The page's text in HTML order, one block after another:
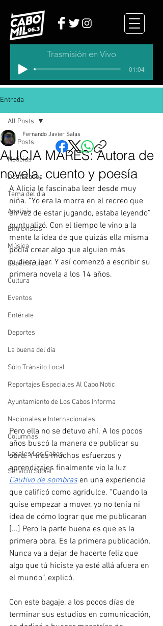
Trasmisión en Vivo
-01:04
Entrada
All Posts
Noticias
Destacados
Tema del dia
Analisis
Entrevistas
Música
Espectáculos
Cultura
Eventos
Entérate
Deportes
La buena del día
Sólo Tránsito Local
Reportajes Especiales Al Cabo Notic
Ayuntamiento de Los Cabos Informa
Nacionales e Internacionales
Columnas
Locales Los Cabos
Servicio Social
All Posts
ALICIA MARES: Autora de
novela, cuento y poesía
Fernando Javier Salas
A Alicia le fascinaba leer desde muy
niña. “Yo era la morra en el recreo que
en vez de estar jugando, estaba leyendo”
puntualizó. Con el tiempo le vino a la
mente la idea de que quizás ella misma
podía crear algo que alguien más
pudiera leer. Y así comenzó a escribir su
primera novela a los 14 años.
Pero ella no se detuvo ahí. A los pocos
años buscó la manera de publicar su
obra. Y tras muchos esfuerzos y
aprendizajes finalmente vio la luz
Cautivo de sombras en una experiencia
que calificó como agridulce. “Cuando la
quise empezar a mover, yo no tenía ni
idea de cómo lograr que me publicaran
[...] Pero la parte buena es que es la
primera obra. Es la primera publicación.
Nunca va a dejar de hacerte feliz que
algo que tú hiciste ya esté allá afuera en
el mundo”, explicó.
Con este bagaje, a los pocos días de
terminar sus estudios en comunicación,